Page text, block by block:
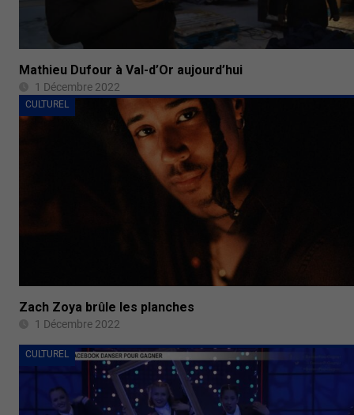
Mathieu Dufour à Val-d’Or aujourd’hui
1 Décembre 2022
CULTUREL
Zach Zoya brûle les planches
1 Décembre 2022
CULTUREL